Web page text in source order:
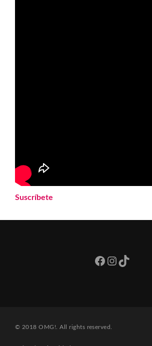
Suscríbete
Facebook
Instagram
TikTok
© 2018 OMG!. All rights reserved.